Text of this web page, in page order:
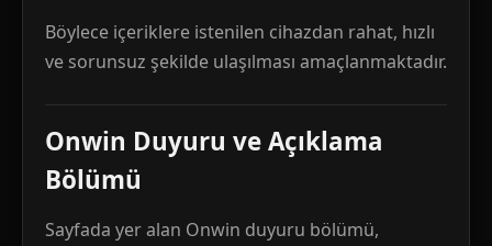
Böylece içeriklere istenilen cihazdan rahat, hızlı
ve sorunsuz şekilde ulaşılması amaçlanmaktadır.
Onwin Duyuru ve Açıklama
Bölümü
Sayfada yer alan Onwin duyuru bölümü,